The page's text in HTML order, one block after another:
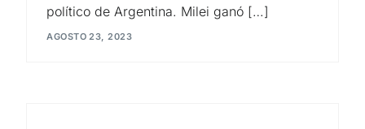
político de Argentina. Milei ganó […]
AGOSTO 23, 2023